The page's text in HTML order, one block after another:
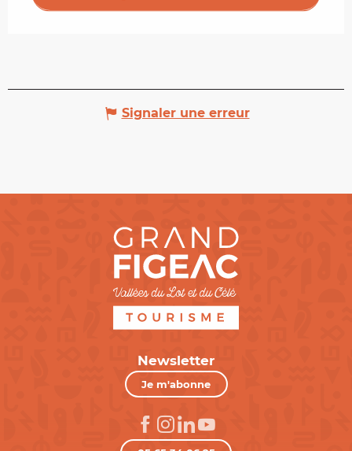
Signaler une erreur
Newsletter
Je m'abonne